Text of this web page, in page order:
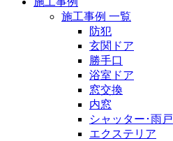
施工事例 一覧
防犯
玄関ドア
勝手口
浴室ドア
窓交換
内窓
シャッター･雨戸
エクステリア